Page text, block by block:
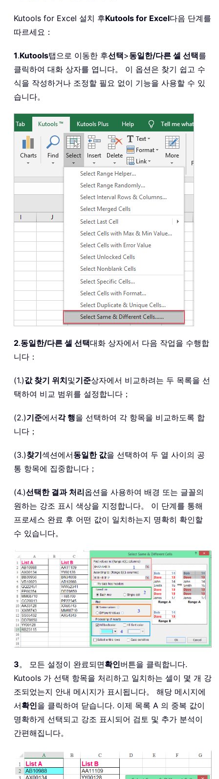
Kutools for Excel 설치 후Kutools for Excel다음 단계를
따르세요：
1.Kutools탭으로 이동한 후선택>동일한/다른 셀 선택를
클릭하여 대화 상자를 엽니다。 이 옵션은 찾기 쉽고 수
식을 작성하거나 조정할 필요 없이 기능을 사용할 수 있
습니다。
2.동일한/다른 셀 선택대화 상자에서 다음 작업을 수행합
니다：
(1.)값 찾기 위치및기준상자에서 비교하려는 두 목록을 선
택하여 비교 범위를 설정합니다；
(2.)기준에서각 행을 선택하여 각 항목을 비교하도록 합
니다；
(3.)찾기섹션에서동일한 값을 선택하여 두 열 사이의 공
통 항목에 집중합니다；
(4.)선택한 결과 처리옵션을 사용하여 배경 또는 글꼴의
원하는 강조 표시 색상을 지정합니다。 이 단계를 통해
프로세스 완료 후 어떤 값이 일치하는지 명확히 확인할
수 있습니다。
3。 모든 설정이 완료되면확인버튼을 클릭합니다.
Kutools 가 선택 항목을 처리하고 일치하는 셀이 몇 개 강
조되었는지 안내 메시지가 표시됩니다。 해당 메시지에
서확인을 클릭하여 닫습니다. 이제 목록 A 의 중복 값이
명확하게 선택되고 강조 표시되어 검토 및 추가 분석이
간편해집니다。